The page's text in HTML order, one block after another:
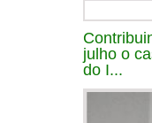
julho o
do I...